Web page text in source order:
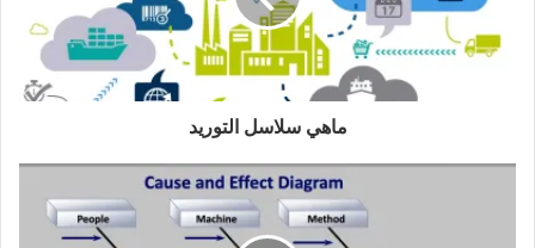
ماهي سلاسل التوريد